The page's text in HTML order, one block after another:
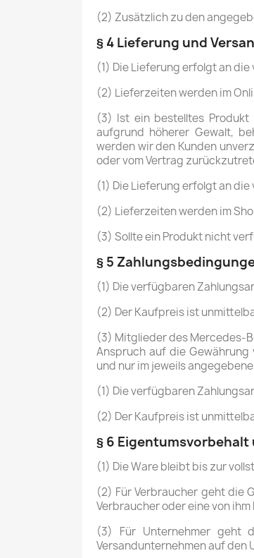
(2) Zusätzlich zu den
§ 4 Lieferung und
(1) Die Lieferung erfolgt an
(2) Lieferzeiten werden im
(3) Ist ein bestelltes
aufgrund höherer Gewalt,
werden wir den Kunden
oder vom Vertrag
(1) Die Lieferung erfolgt an
(2) Lieferzeiten werden im
(3) Sollte ein Produkt nicht
§ 5
(1) Die verfügbaren
(2) Der Kaufpreis ist
(3) Mitglieder des Mercedes-
Anspruch auf die
und nur im jeweils
(1) Die verfügbaren
(2) Der Kaufpreis ist
§ 6
(1) Die Ware bleibt bis zur
(2) Für Verbraucher geht die
Verbraucher oder eine von
(3) Für Unternehmer geht
Versandunternehmen auf den